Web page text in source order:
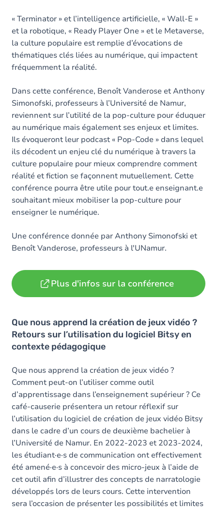
« Terminator » et l’intelligence artificielle, « Wall-E »
et la robotique, « Ready Player One » et le Metaverse,
la culture populaire est remplie d’évocations de
thématiques clés liées au numérique, qui impactent
fréquemment la réalité.
Dans cette conférence, Benoît Vanderose et Anthony
Simonofski, professeurs à l’Université de Namur,
reviennent sur l’utilité de la pop-culture pour éduquer
au numérique mais également ses enjeux et limites.
Ils évoqueront leur podcast « Pop-Code » dans lequel
ils décodent un enjeu clé du numérique à travers la
culture populaire pour mieux comprendre comment
réalité et fiction se façonnent mutuellement. Cette
conférence pourra être utile pour tout.e enseignant.e
souhaitant mieux mobiliser la pop-culture pour
enseigner le numérique.
Une conférence donnée par Anthony Simonofski et
Benoît Vanderose, professeurs à l'UNamur.
Plus d'infos sur la conférence
Que nous apprend la création de jeux vidéo ?
Retours sur l’utilisation du logiciel Bitsy en
contexte pédagogique
Que nous apprend la création de jeux vidéo ?
Comment peut-on l’utiliser comme outil
d’apprentissage dans l’enseignement supérieur ? Ce
café-causerie présentera un retour réflexif sur
l’utilisation du logiciel de création de jeux vidéo Bitsy
dans le cadre d’un cours de deuxième bachelier à
l’Université de Namur. En 2022-2023 et 2023-2024,
les étudiant·e·s de communication ont effectivement
été amené·e·s à concevoir des micro-jeux à l’aide de
cet outil afin d’illustrer des concepts de narratologie
développés lors de leurs cours. Cette intervention
sera l’occasion de présenter les possibilités et limites